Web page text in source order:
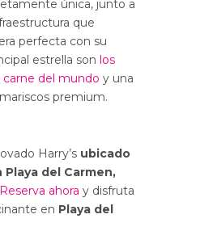
única, junto a
que
perfecta con su
estrella son los
del mundo y una
premium.
Harry’s ubicado
Playa del Carmen,
Reserva ahora y disfruta
en Playa del